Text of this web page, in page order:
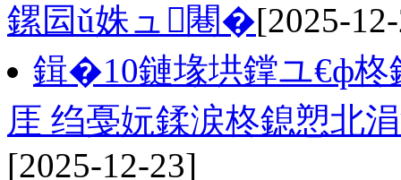
鏍囩ǔ姝ュ闀�[2025-
鍓�10鏈堟垬鐣ユ€ф柊
厓 绉戞妧鍒涙柊鎴愬北
[2025-12-23]